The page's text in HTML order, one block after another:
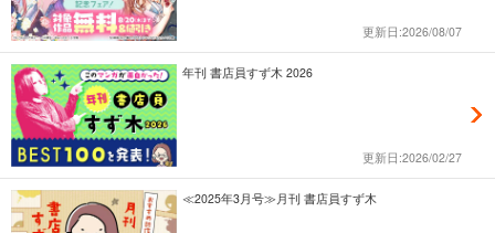
更新日:2026/08/07
年刊 書店員すず木 2026
更新日:2026/02/27
≪2025年3月号≫月刊 書店員すず木